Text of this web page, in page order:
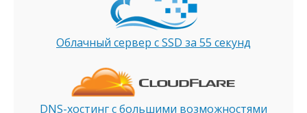
Облачный сервер с SSD за 55 секунд
DNS-хостинг с большими возможностями